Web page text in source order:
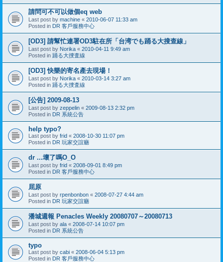
請問可不可以做個eq web
Last post by machine « 2010-06-07 11:33 am
Posted in DR 客戶服務中心
[OD3] 請幫忙連署OD3駐在所「台湾でも踊る大搜查線」
Last post by Norika « 2010-04-11 9:49 am
Posted in 踊る大捜査線
[OD3] 快樂的寄名產去現場！
Last post by Norika « 2010-03-14 3:27 am
Posted in 踊る大捜査線
[公告] 2009-08-13
Last post by zeppelin « 2009-08-13 2:32 pm
Posted in DR 系統公告
help typo?
Last post by frid « 2008-10-30 11:07 pm
Posted in DR 玩家交誼廳
dr ...壞了嗎O_O
Last post by frid « 2008-09-01 8:49 pm
Posted in DR 客戶服務中心
屈原
Last post by rpenbonbon « 2008-07-27 4:44 am
Posted in DR 玩家交誼廳
潘城週報 Penacles Weekly 20080707～20080713
Last post by ala « 2008-07-14 10:07 pm
Posted in DR 系統公告
typo
Last post by cabi « 2008-06-04 5:13 pm
Posted in DR 客戶服務中心